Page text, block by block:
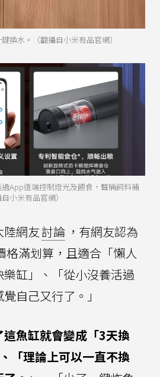
換水。（翻攝自小米有品官網）
App遠端控制燈光及餵食，聲稱飼料補
小米有品官網）
陸網友討論 ，有網友認為
格滿划算，且適合「懶人
缸」、「從小沒養活過
自己又行了。」
這魚缸就會變成「3天換
「理論上可以一直不換